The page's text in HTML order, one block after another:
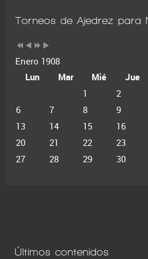
Torneos de Ajedrez para
Enero 1908
Lun
Mar Mié Jue
1
2
6
7 8 9
13
14 15 16
20
21 22 23
27
28 29 30
Últimos contenidos